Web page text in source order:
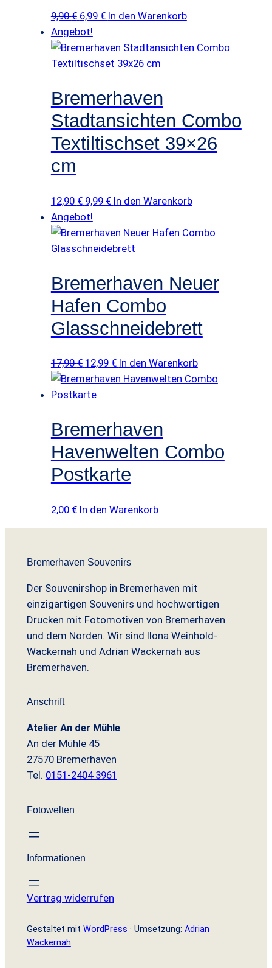
9,90€ Ursprünglicher
Preis
war:
9,90 €
6,99 €Aktueller
ist:
6,99 €.
In den Warenkorb
Angebot!
Bremerhaven
Stadtansichten Combo
Textiltischset 39×26
cm
12,90€ Ursprünglicher
Preis
war:
12,90 €
9,99 €Aktueller
ist:
9,99 €.
In den Warenkorb
Angebot!
Bremerhaven Neuer
Hafen Combo
Glasschneidebrett
17,90€ Ursprünglicher
Preis
war:
12,99 €Aktueller
Preis
In den Warenkorb
Bremerhaven
Havenwelten Combo
Postkarte
2,00 € In den Warenkorb
Bremerhaven Souvenirs
Der Souvenirshop in Bremerhaven mit
einzigartigen Souvenirs und hochwertigen
Drucken mit Fotomotiven von Bremerhaven
und dem Norden. Wir sind Ilona Weinhold-
Wackernah und Adrian Wackernah aus
Bremerhaven.
Anschrift
Atelier An der Mühle
An der Mühle 45
27570 Bremerhaven
Tel. 0151-2404 3961
Fotowelten
Informationen
Vertrag widerrufen
Gestaltet mit WordPress · Umsetzung: Adrian
Wackernah